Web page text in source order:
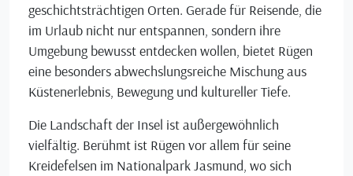
geschichtsträchtigen Orten. Gerade für Reisende, die
im Urlaub nicht nur entspannen, sondern ihre
Umgebung bewusst entdecken wollen, bietet Rügen
eine besonders abwechslungsreiche Mischung aus
Küstenerlebnis, Bewegung und kultureller Tiefe.
Die Landschaft der Insel ist außergewöhnlich
vielfältig. Berühmt ist Rügen vor allem für seine
Kreidefelsen im Nationalpark Jasmund, wo sich